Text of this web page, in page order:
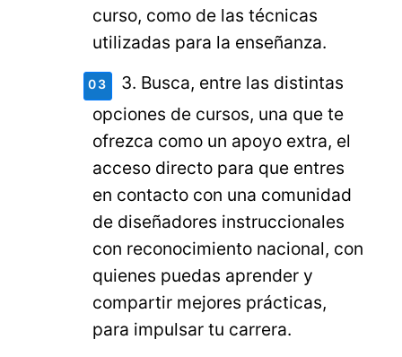
curso, como de las técnicas
utilizadas para la enseñanza.
3. Busca, entre las distintas
opciones de cursos, una que te
ofrezca como un apoyo extra, el
acceso directo para que entres
en contacto con una comunidad
de diseñadores instruccionales
con reconocimiento nacional, con
quienes puedas aprender y
compartir mejores prácticas,
para impulsar tu carrera.